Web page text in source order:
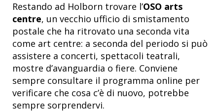
Restando ad Holborn trovare l’OSO arts
centre, un vecchio ufficio di smistamento
postale che ha ritrovato una seconda vita
come art centre: a seconda del periodo si può
assistere a concerti, spettacoli teatrali,
mostre d’avanguardia o fiere. Conviene
sempre consultare il programma online per
verificare che cosa c’è di nuovo, potrebbe
sempre sorprendervi.